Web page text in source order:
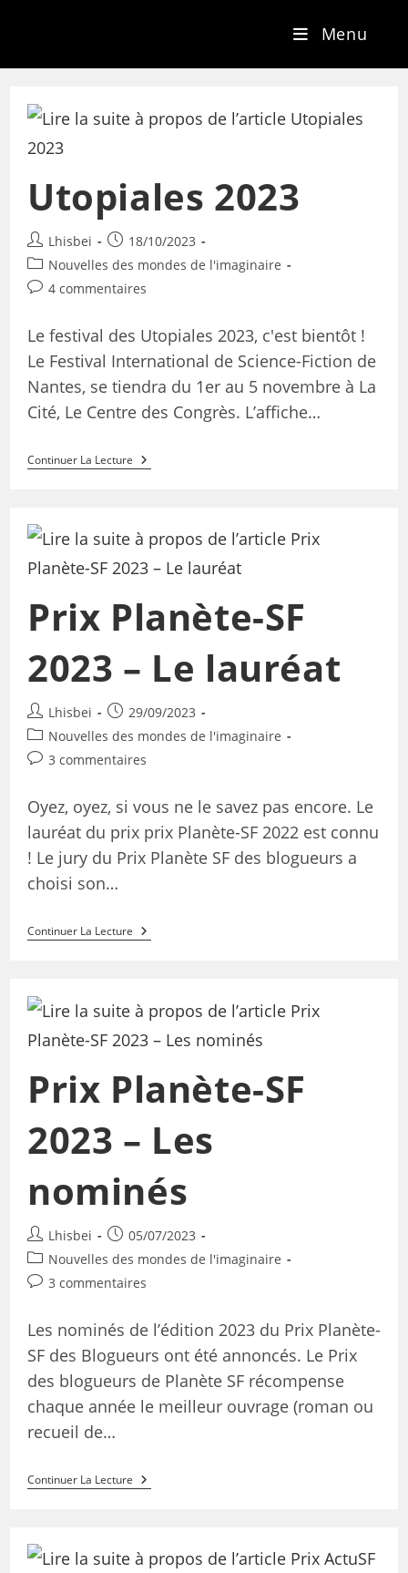
Menu
Utopiales 2023
Lhisbei
18/10/2023
Nouvelles des mondes de l'imaginaire
4 commentaires
Le festival des Utopiales 2023, c'est bientôt !
Le Festival International de Science-Fiction de
Nantes, se tiendra du 1er au 5 novembre à La
Cité, Le Centre des Congrès. L’affiche…
Continuer La Lecture
Prix Planète-SF
2023 – Le lauréat
Lhisbei
29/09/2023
Nouvelles des mondes de l'imaginaire
3 commentaires
Oyez, oyez, si vous ne le savez pas encore. Le
lauréat du prix prix Planète-SF 2022 est connu
! Le jury du Prix Planète SF des blogueurs a
choisi son…
Continuer La Lecture
Prix Planète-SF
2023 – Les
nominés
Lhisbei
05/07/2023
Nouvelles des mondes de l'imaginaire
3 commentaires
Les nominés de l’édition 2023 du Prix Planète-
SF des Blogueurs ont été annoncés. Le Prix
des blogueurs de Planète SF récompense
chaque année le meilleur ouvrage (roman ou
recueil de…
Continuer La Lecture